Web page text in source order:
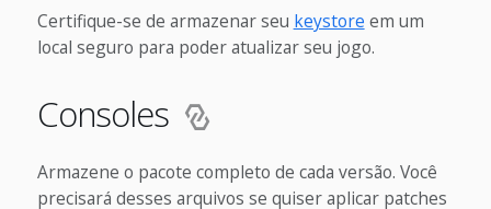
Certifique-se de armazenar seu keystore em um
local seguro para poder atualizar seu jogo.
Consoles
Armazene o pacote completo de cada versão. Você
precisará desses arquivos se quiser aplicar patches